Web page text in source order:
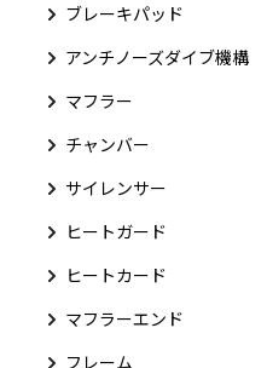
ブレーキパッド
アンチノーズダイブ機構
マフラー
チャンバー
サイレンサー
ヒートガード
ヒートカード
マフラーエンド
フレーム